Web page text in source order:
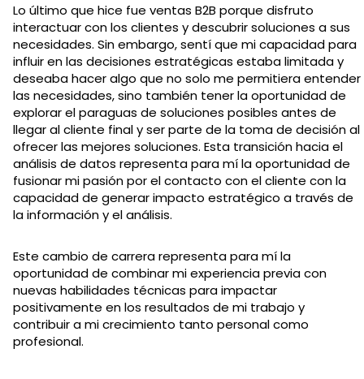
Lo último que hice fue ventas B2B porque disfruto
interactuar con los clientes y descubrir soluciones a sus
necesidades. Sin embargo, sentí que mi capacidad para
influir en las decisiones estratégicas estaba limitada y
deseaba hacer algo que no solo me permitiera entender
las necesidades, sino también tener la oportunidad de
explorar el paraguas de soluciones posibles antes de
llegar al cliente final y ser parte de la toma de decisión al
ofrecer las mejores soluciones. Esta transición hacia el
análisis de datos representa para mí la oportunidad de
fusionar mi pasión por el contacto con el cliente con la
capacidad de generar impacto estratégico a través de
la información y el análisis.
Este cambio de carrera representa para mí la
oportunidad de combinar mi experiencia previa con
nuevas habilidades técnicas para impactar
positivamente en los resultados de mi trabajo y
contribuir a mi crecimiento tanto personal como
profesional.